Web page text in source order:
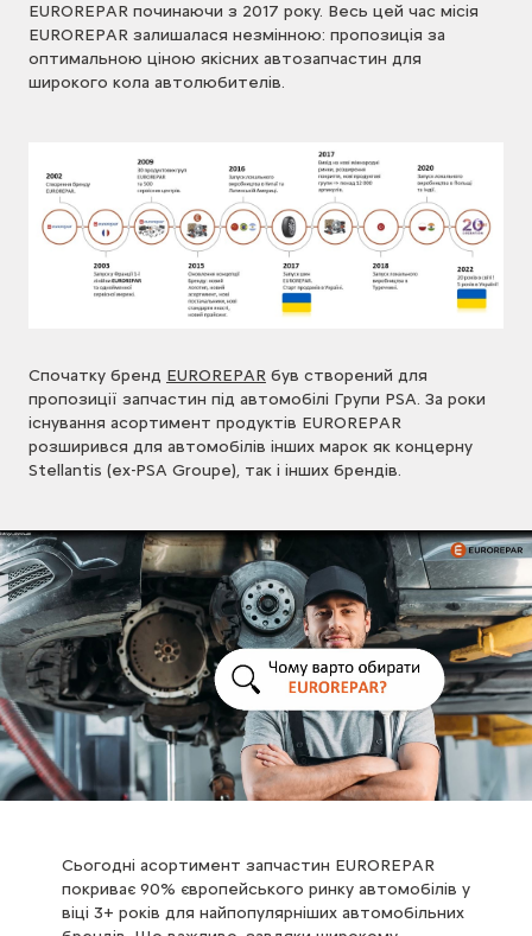
EUROREPAR починаючи з 2017 року. Весь цей час місія
EUROREPAR залишалася незмінною: пропозиція за
оптимальною ціною якісних автозапчастин для
широкого кола автолюбителів.
Спочатку бренд EUROREPAR був створений для
пропозиції запчастин під автомобілі Групи PSA. За роки
існування асортимент продуктів EUROREPAR
розширився для автомобілів інших марок як концерну
Stellantis (ex-PSA Groupe), так і інших брендів.
Сьогодні асортимент запчастин EUROREPAR
покриває 90% європейського ринку автомобілів у
віці 3+ років для найпопулярніших автомобільних